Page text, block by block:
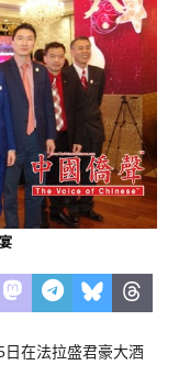
日在法拉盛君豪大酒